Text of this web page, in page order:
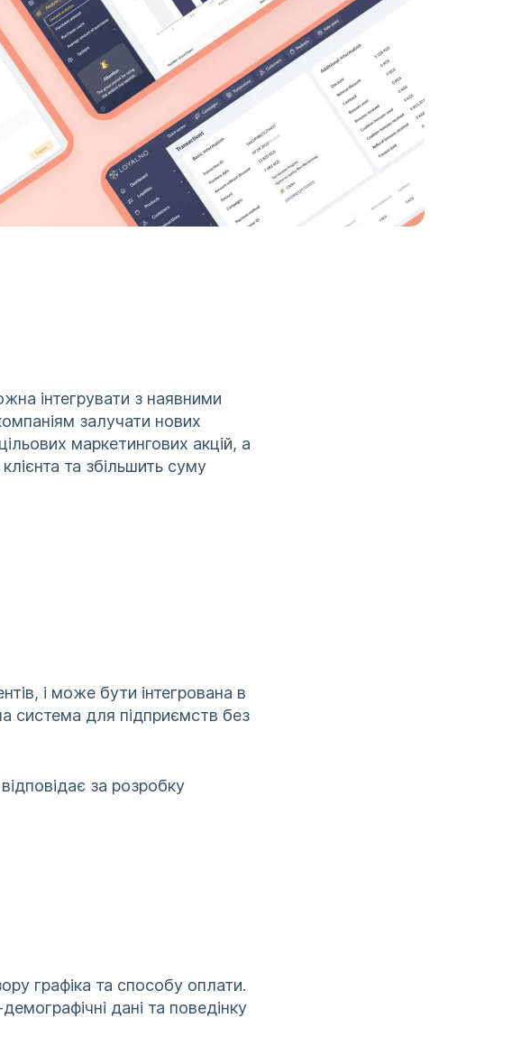
інтегрувати з наявними
залучати нових
маркетингових акцій, а
та збільшить суму
і може бути інтегрована в
система для підприємств без
за розробку
графіка та способу оплати.
дані та поведінку